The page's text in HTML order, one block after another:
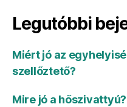
Legutóbbi
Miért jó az
szellőztető?
Mire jó a hőszivattyú?